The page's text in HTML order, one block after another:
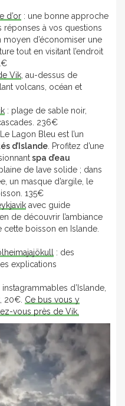
d’or : une bonne approche
réponses à vos questions
d’économiser une
tout en visitant l’endroit
Vik , au-dessus de
volcans, océan et
: plage de sable noir,
236€
Lagon Bleu est l’un
d’Islande . Profitez d’une
spa d’eau
de lave solide ; dans
un masque d’argile, le
135€
avec guide
de découvrir l’ambiance
cette boisson en Islande.
: des
explications
d’Islande,
20€. Ce bus vous y
vous près de Vik.